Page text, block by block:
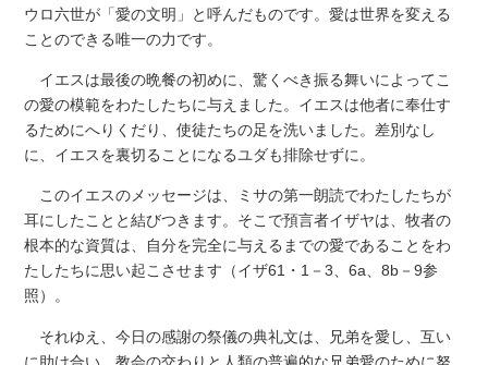
ウロ六世が「愛の文明」と呼んだものです。愛は世界を変える
ことのできる唯一の力です。
イエスは最後の晩餐の初めに、驚くべき振る舞いによってこ
の愛の模範をわたしたちに与えました。イエスは他者に奉仕す
るためにへりくだり、使徒たちの足を洗いました。差別なし
に、イエスを裏切ることになるユダも排除せずに。
このイエスのメッセージは、ミサの第一朗読でわたしたちが
耳にしたことと結びつきます。そこで預言者イザヤは、牧者の
根本的な資質は、自分を完全に与えるまでの愛であることをわ
たしたちに思い起こさせます（イザ61・1－3、6a、8b－9参
照）。
それゆえ、今日の感謝の祭儀の典礼文は、兄弟を愛し、互い
に助け合い、教会の交わりと人類の普遍的な兄弟愛のために努